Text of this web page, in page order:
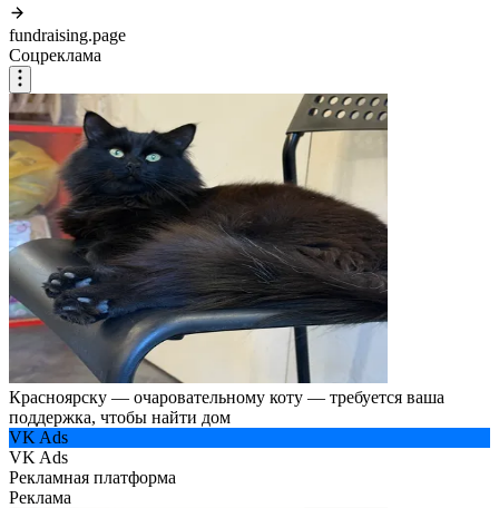
fundraising.page
Соцреклама
Красноярску — очаровательному коту — требуется ваша
поддержка, чтобы найти дом
VK Ads
VK Ads
Рекламная платформа
Реклама